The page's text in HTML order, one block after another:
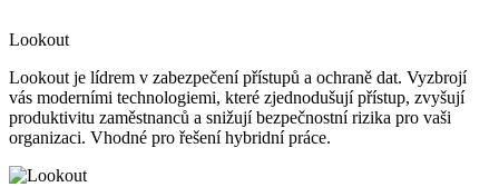
Lookout
Lookout je lídrem v zabezpečení přístupů a ochraně dat. Vyzbrojí
vás moderními technologiemi, které zjednodušují přístup, zvyšují
produktivitu zaměstnanců a snižují bezpečnostní rizika pro vaši
organizaci. Vhodné pro řešení hybridní práce.